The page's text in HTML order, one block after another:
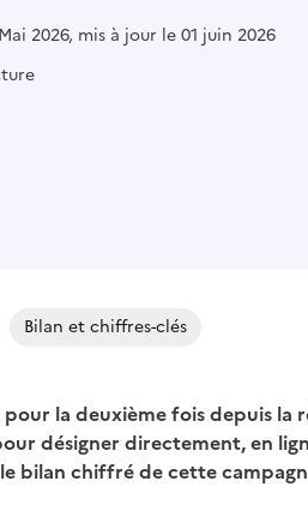
2026, mis à jour le 01 juin 2026
Bilan et chiffres-clés
pour la deuxième fois depuis
désigner directement, en
bilan chiffré de cette